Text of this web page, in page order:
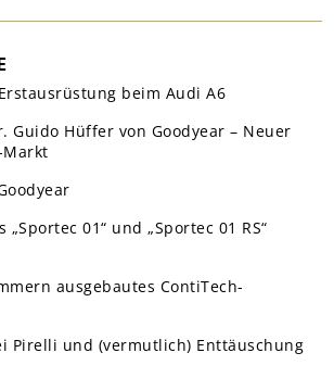
Erstausrüstung beim Audi A6
Guido Hüffer von Goodyear – Neuer
Markt
01“ und „Sportec 01 RS“
ausgebautes ContiTech-
Pirelli und (vermutlich) Enttäuschung